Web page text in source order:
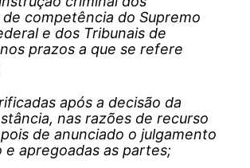
competência do Supremo
e dos Tribunais de
prazos a que se refere
após a decisão da
nas razões de recurso
de anunciado o julgamento
e apregoadas as partes;